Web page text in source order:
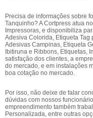
Precisa de informações sobre
Tanquinho? A Cortpress atua
Impressoras, e disponibiliza
Adesiva Colorida, Etiqueta
Adesivas Campinas, Etiqueta
Ibitiruna e Ribbons, Etiquetas,
satisfação dos clientes, a
do mercado, e em instalações
boa cotação no mercado.
Por isso, não deixe de falar
dúvidas com nossos
empreendimento também
Personalizada, entre outras